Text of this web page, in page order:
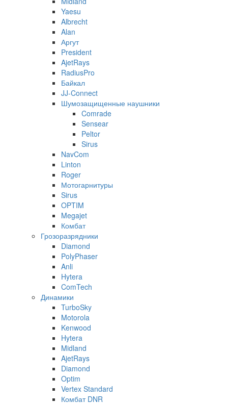
Yaesu
Albrecht
Alan
Аргут
President
AjetRays
RadiusPro
Байкал
JJ-Connect
Шумозащищенные наушники
Comrade
Sensear
Peltor
Sirus
NavCom
Linton
Roger
Мотогарнитуры
Sirus
OPTIM
Megajet
Комбат
Грозоразрядники
Diamond
PolyPhaser
Anli
Hytera
ComTech
Динамики
TurboSky
Motorola
Kenwood
Hytera
Midland
AjetRays
Diamond
Optim
Vertex Standard
Комбат DNR